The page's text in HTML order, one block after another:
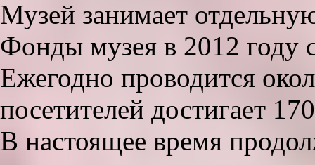
Музей занимает
Фонды музея в 2012 году
Ежегодно проводится
посетителей достигает
В настоящее время